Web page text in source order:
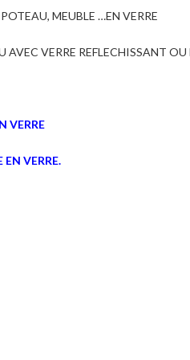
MEUBLE …EN VERRE
AVEC VERRE REFLECHISSANT
VERRE
VERRE.